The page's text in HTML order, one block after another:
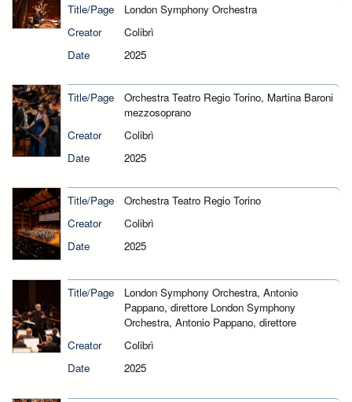
Title/Page
London Symphony Orchestra
Creator
Colibrì
Date
2025
Title/Page
Orchestra Teatro Regio Torino, Martina Baroni
mezzosoprano
Creator
Colibrì
Date
2025
Title/Page
Orchestra Teatro Regio Torino
Creator
Colibrì
Date
2025
Title/Page
London Symphony Orchestra, Antonio
Pappano, direttore London Symphony
Orchestra, Antonio Pappano, direttore
Creator
Colibrì
Date
2025